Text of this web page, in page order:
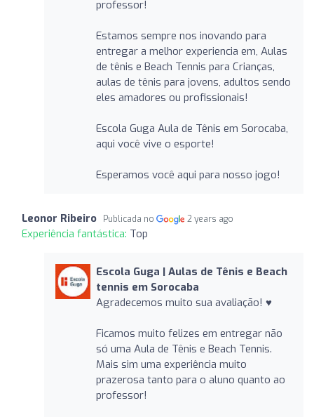
professor!
Estamos sempre nos inovando para
entregar a melhor experiencia em, Aulas
de tênis e Beach Tennis para Crianças,
aulas de tênis para jovens, adultos sendo
eles amadores ou profissionais!
Escola Guga Aula de Tênis em Sorocaba,
aqui você vive o esporte!
Esperamos você aqui para nosso jogo!
Leonor Ribeiro Publicada no 2 years ago
Experiência fantástica: Top
Escola Guga | Aulas de Tênis e Beach
tennis em Sorocaba
Agradecemos muito sua avaliação! ♥️
Ficamos muito felizes em entregar não
só uma Aula de Tênis e Beach Tennis.
Mais sim uma experiência muito
prazerosa tanto para o aluno quanto ao
professor!